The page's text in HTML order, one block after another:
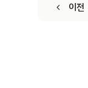
이전